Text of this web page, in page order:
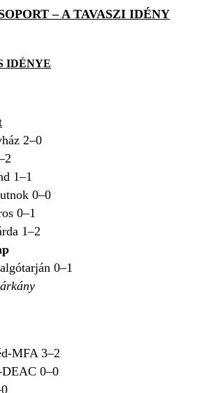
– A TAVASZI IDÉNY
IDÉNYE
2–0
1–1
0–0
0–1
1–2
0–1
MFA 3–2
0–0